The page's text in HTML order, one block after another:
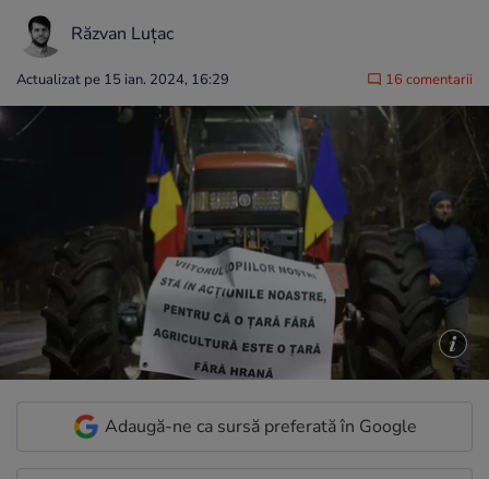
Răzvan Luțac
Actualizat pe 15 ian. 2024, 16:29 16 comentarii
Adaugă-ne ca sursă preferată în Google